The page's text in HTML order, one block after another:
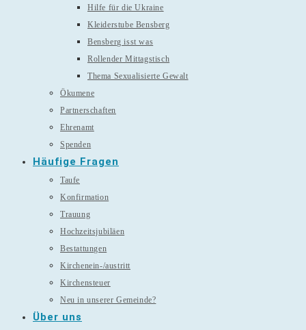
Hilfe für die Ukraine
Kleiderstube Bensberg
Bensberg isst was
Rollender Mittagstisch
Thema Sexualisierte Gewalt
Ökumene
Partnerschaften
Ehrenamt
Spenden
Häufige Fragen
Taufe
Konfirmation
Trauung
Hochzeitsjubiläen
Bestattungen
Kirchenein-/austritt
Kirchensteuer
Neu in unserer Gemeinde?
Über uns